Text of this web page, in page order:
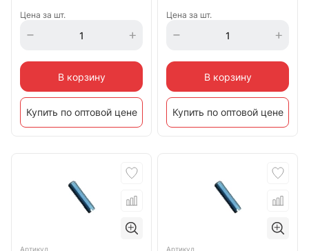
Цена за шт.
В корзину
Купить по оптовой цене
Цена за шт.
В корзину
Купить по оптовой цене
Артикул Артикул